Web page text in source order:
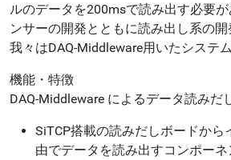
ルのデータを200msで読み出す必要
ンサーの開発とともに読み出し系の開
我々はDAQ-Middleware用いたシステ
機能・特徴
DAQ-Middleware によるデータ読みだ
SiTCP搭載の読みだしボードから
由でデータを読み出すコンポー